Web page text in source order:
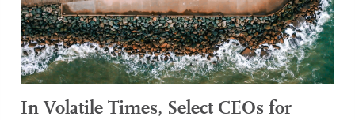
In Volatile Times, Select CEOs for